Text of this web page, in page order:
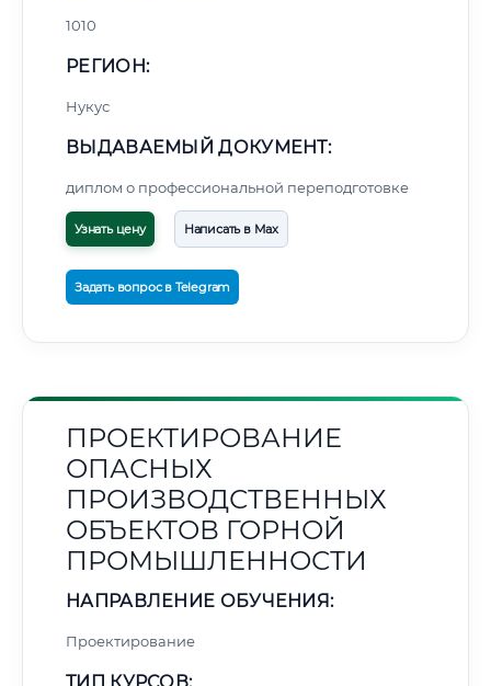
1010
РЕГИОН:
Нукус
ВЫДАВАЕМЫЙ ДОКУМЕНТ:
диплом о профессиональной переподготовке
Узнать цену Написать в Max
Задать вопрос в Telegram
ПРОЕКТИРОВАНИЕ
ОПАСНЫХ
ПРОИЗВОДСТВЕННЫХ
ОБЪЕКТОВ ГОРНОЙ
ПРОМЫШЛЕННОСТИ
НАПРАВЛЕНИЕ ОБУЧЕНИЯ:
Проектирование